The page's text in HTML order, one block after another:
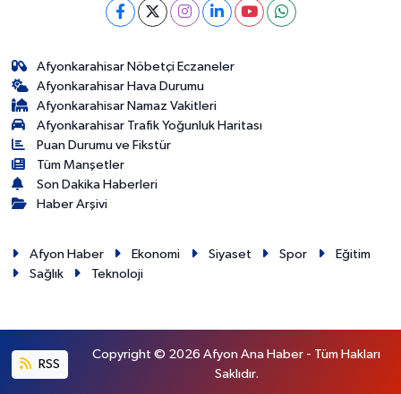
Afyonkarahisar Nöbetçi Eczaneler
Afyonkarahisar Hava Durumu
Afyonkarahisar Namaz Vakitleri
Afyonkarahisar Trafik Yoğunluk Haritası
Puan Durumu ve Fikstür
Tüm Manşetler
Son Dakika Haberleri
Haber Arşivi
Afyon Haber Ekonomi Siyaset Spor
Eğitim
Sağlık
Teknoloji
RSS
Copyright © 2026 Afyon Ana Haber - Tüm Hakları
Saklıdır.